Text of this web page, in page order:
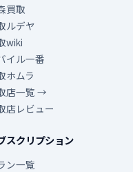
買取
ルデヤ
wiki
イル一番
ホムラ
店一覧 →
店レビュー
スクリプション
ン一覧